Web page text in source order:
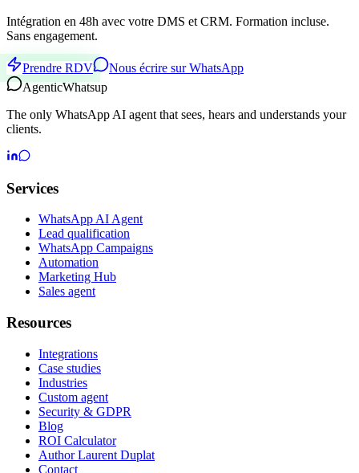
Intégration en 48h avec votre DMS et CRM. Formation incluse.
Sans engagement.
Prendre RDV
Nous écrire sur WhatsApp
AgenticWhatsup
The only WhatsApp AI agent that sees, hears and understands your
clients.
Services
WhatsApp AI Agent
Lead qualification
WhatsApp Campaigns
Automation
Marketing Hub
Sales agent
Resources
Integrations
Case studies
Industries
Custom agent
Security & GDPR
Blog
ROI Calculator
Author Laurent Duplat
Contact